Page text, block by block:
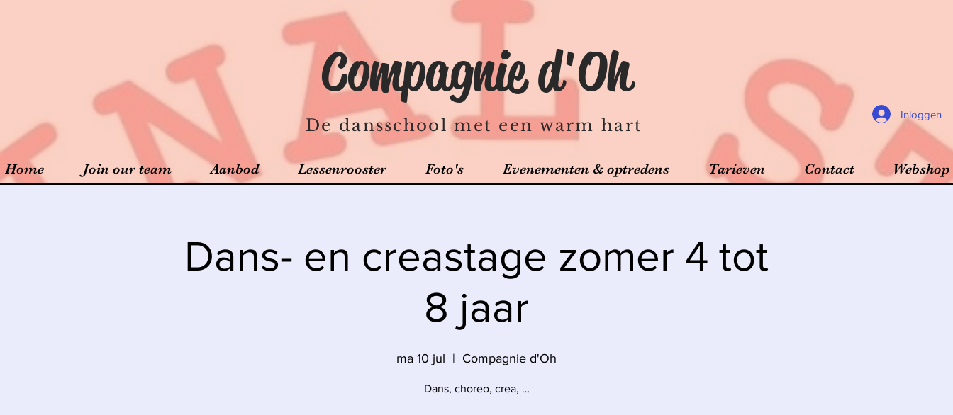
Compagnie d'Oh
De dansschool met een warm hart
Inloggen
Home Join our team Aanbod Lessenrooster Foto's Evenementen & optredens Tarieven Contact Webshop
Dans- en creastage zomer 4 tot
8 jaar
ma 10 jul
  |
Compagnie d'Oh
Dans, choreo, crea, …